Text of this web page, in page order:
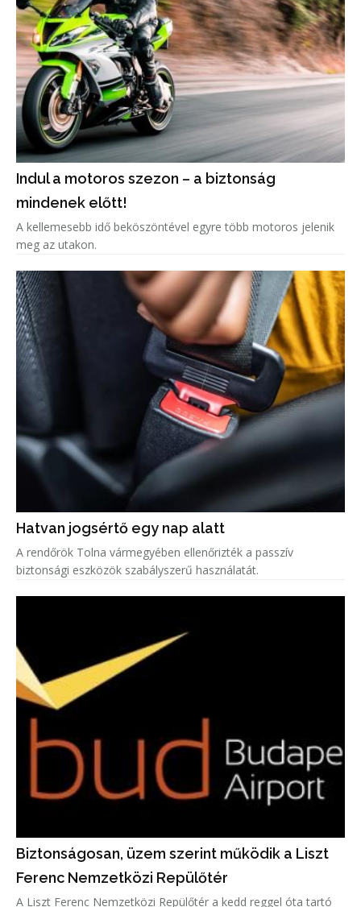
Indul a motoros szezon – a biztonság
mindenek előtt!
A kellemesebb idő beköszöntével egyre több motoros jelenik
meg az utakon.
Hatvan jogsértő egy nap alatt
A rendőrök Tolna vármegyében ellenőrizték a passzív
biztonsági eszközök szabályszerű használatát.
Biztonságosan, üzem szerint működik a Liszt
Ferenc Nemzetközi Repülőtér
A Liszt Ferenc Nemzetközi Repülőtér a kedd reggel óta tartó